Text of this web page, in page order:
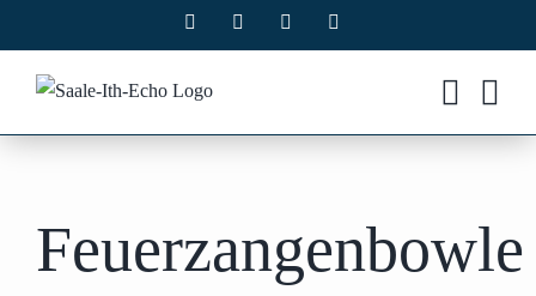
Inhalt
springen
Facebook Instagram
Feuerzangenbowle